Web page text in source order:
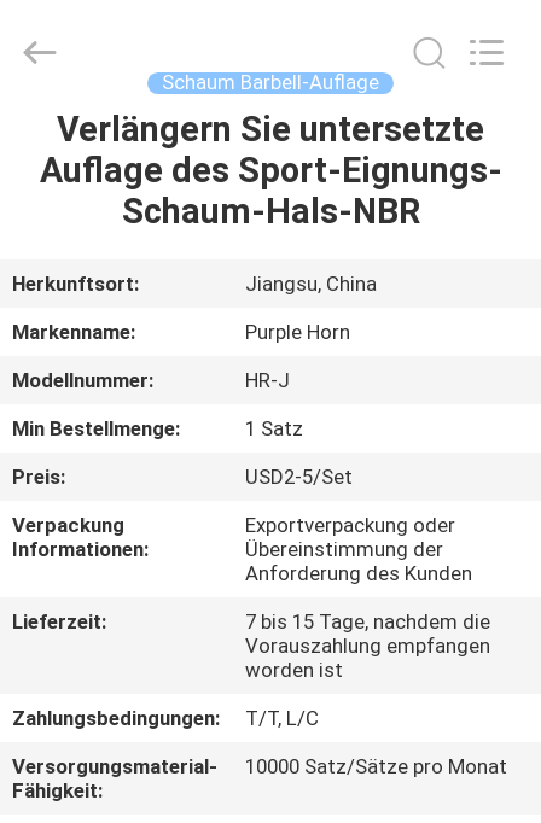
HAUS
PRODUKTE
ÜBER
UNS
FABRIK-
AUSFLUG
QUALITÄTSKONTROLLE
SIE
UNS
IN
VERBINDUNG
Commerce
Schaum Barbell-Auflage
Verlängern Sie untersetzte
Auflage des Sport-Eignungs-
Schaum-Hals-NBR
Herkunftsort:
Jiangsu, China
Markenname:
Purple Horn
Modellnummer:
HR-J
Min Bestellmenge:
1 Satz
Preis:
USD2-5/Set
Verpackung
Informationen:
Exportverpackung oder
Übereinstimmung der
Anforderung des Kunden
Lieferzeit:
7 bis 15 Tage, nachdem die
Vorauszahlung empfangen
worden ist
Zahlungsbedingungen:
T/T, L/C
Versorgungsmaterial-
Fähigkeit:
10000 Satz/Sätze pro Monat